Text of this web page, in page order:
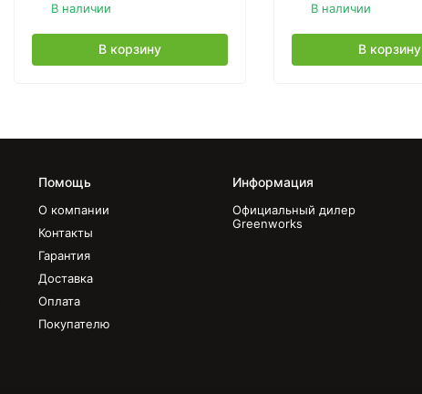
В наличии
В корзину
В наличии
В корзину
Помощь
О компании
Контакты
Гарантия
Доставка
Оплата
Покупателю
Информация
Официальный дилер
Greenworks